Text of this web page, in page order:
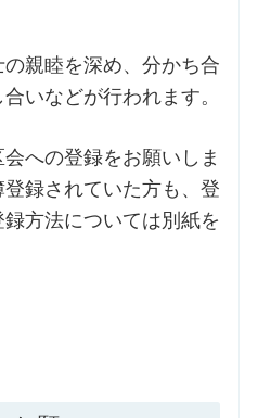
親睦を深め、分かち合
いなどが行われます。
への登録をお願いしま
録されていた方も、登
方法については別紙を